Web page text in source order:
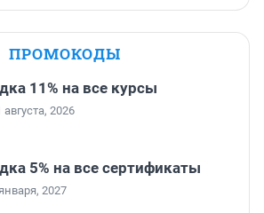
ПРОМОКОДЫ
11% на все курсы
2026
5% на все сертификаты
2027